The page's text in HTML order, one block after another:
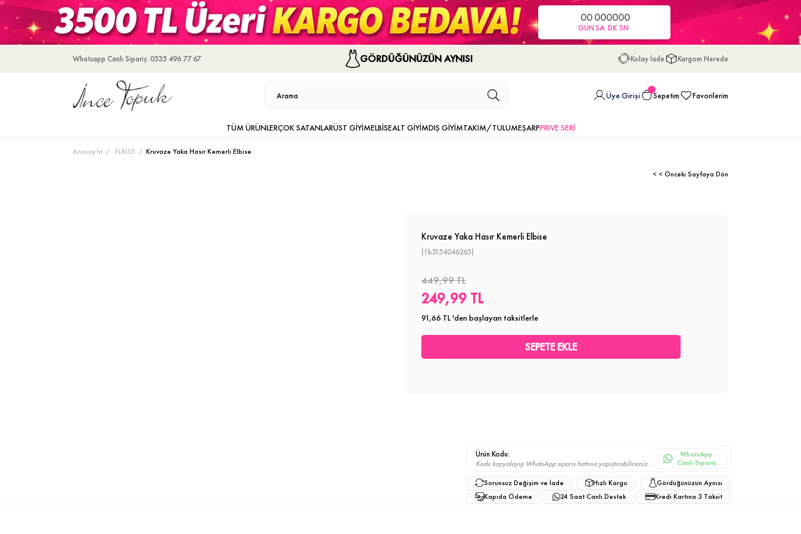
00
GÜN
00
SA
00
DK
00
SN
Whatsapp Canlı Sipariş: 0535 496 77 67 GÖRDÜĞÜNÜZÜN AYNISI Kolay İade Kargom Nerede
Üye Girişi Sepetim Favorilerim
TÜM ÜRÜNLERÇOK SATANLARÜST GİYİMELBİSEALT GİYİMDIŞ GİYİMTAKIM/TULUMEŞARPPRIVE SERİ
Anasayfa ELBİSE Kruvaze Yaka Hasır Kemerli Elbise
< < Önceki Sayfaya Dön
Kruvaze Yaka Hasır Kemerli Elbise
(1b5154046265)
449,99 TL
249,99 TL
91,66 TL'den başlayan taksitlerle
Ürün Kodu:
Kodu kopyalayıp WhatsApp sipariş hattına yapıştırabilirsiniz.
WhatsApp
Canlı Sipariş
Sorunsuz Değişim ve İade Hızlı Kargo
Gördüğünüzün Aynısı
Kapıda Ödeme
24 Saat Canlı Destek Kredi Kartına 3 Taksit